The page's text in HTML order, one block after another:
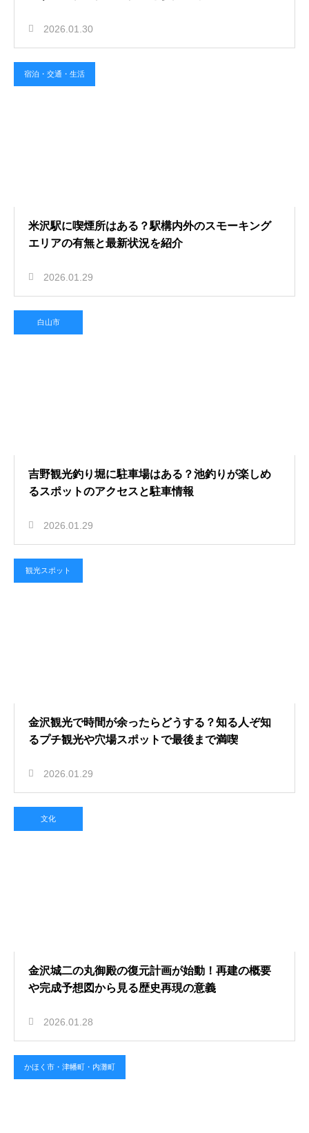
2026.01.30
宿泊・交通・生活
米沢駅に喫煙所はある？駅構内外のスモーキング
エリアの有無と最新状況を紹介
2026.01.29
白山市
吉野観光釣り堀に駐車場はある？池釣りが楽しめ
るスポットのアクセスと駐車情報
2026.01.29
観光スポット
金沢観光で時間が余ったらどうする？知る人ぞ知
るプチ観光や穴場スポットで最後まで満喫
2026.01.29
文化
金沢城二の丸御殿の復元計画が始動！再建の概要
や完成予想図から見る歴史再現の意義
2026.01.28
かほく市・津幡町・内灘町